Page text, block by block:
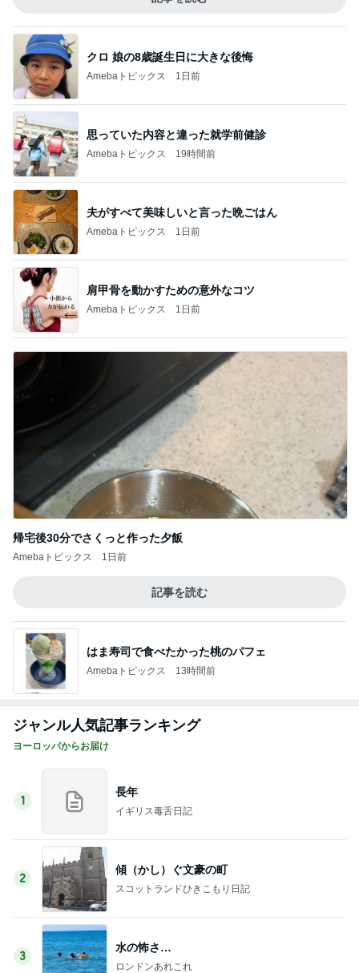
クロ 娘の8歳誕生日に大きな後悔
Amebaトピックス 1日前
思っていた内容と違った就学前健診
Amebaトピックス 19時間前
夫がすべて美味しいと言った晩ごはん
Amebaトピックス 1日前
肩甲骨を動かすための意外なコツ
Amebaトピックス 1日前
帰宅後30分でさくっと作った夕飯
Amebaトピックス 1日前
記事を読む
はま寿司で食べたかった桃のパフェ
Amebaトピックス 13時間前
ジャンル人気記事ランキング
ヨーロッパからお届け
1
長年
イギリス毒舌日記
2
傾（かし）ぐ文豪の町
スコットランドひきこもり日記
3
水の怖さ…
ロンドンあれこれ